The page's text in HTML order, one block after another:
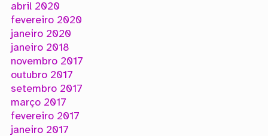
abril 2020
fevereiro 2020
janeiro 2020
janeiro 2018
novembro 2017
outubro 2017
setembro 2017
março 2017
fevereiro 2017
janeiro 2017